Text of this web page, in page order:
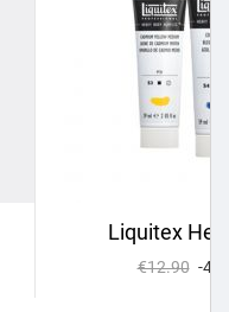
Liquitex
€12.90 -